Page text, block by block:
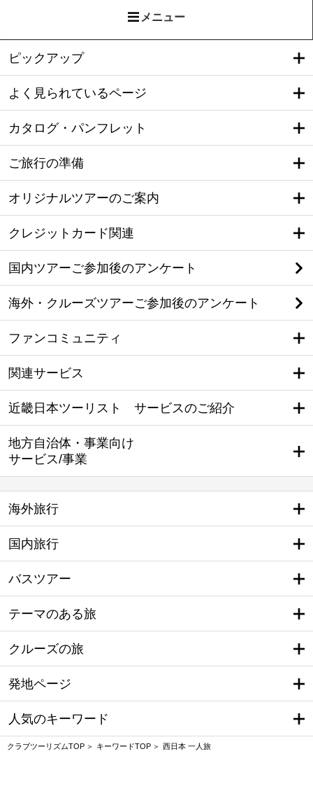
メニュー
ピックアップ
よく見られているページ
カタログ・パンフレット
ご旅行の準備
オリジナルツアーのご案内
クレジットカード関連
国内ツアーご参加後のアンケート
海外・クルーズツアーご参加後のアンケート
ファンコミュニティ
関連サービス
近畿日本ツーリスト サービスのご紹介
地方自治体・事業向け
サービス/事業
海外旅行
国内旅行
バスツアー
テーマのある旅
クルーズの旅
発地ページ
人気のキーワード
クラブツーリズムTOP キーワードTOP 西日本 一人旅